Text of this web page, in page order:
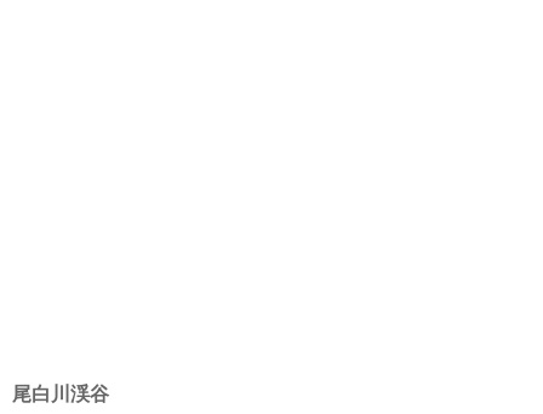
尾白川渓谷